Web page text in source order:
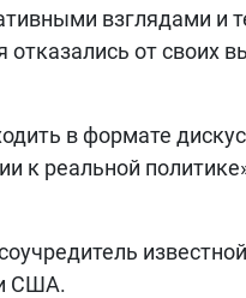
взглядами и
от своих
в формате
к реальной
США.